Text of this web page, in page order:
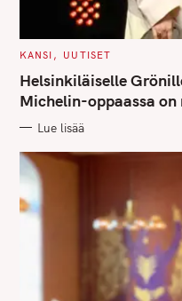
C
T
E
G
O
I
S
KANSI UUTISET
Helsinkiläiselle
Michelin-oppaassa
Lue lisää
f
o
r